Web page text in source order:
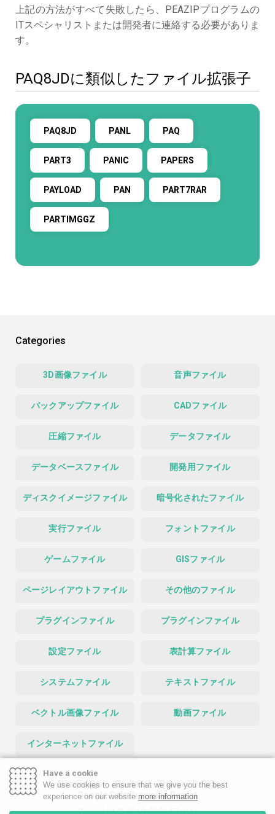
上記の方法がすべて失敗したら、PEAZIPプログラムの
ITスペシャリストまたは開発者に連絡する必要がありま
す。
PAQ8JDに類似したファイル拡張子
PAQ8JD PANL PAQ
PART3 PANIC PAPERS
PAYLOAD PAN PART7RAR
PARTIMGGZ
Categories
3D画像ファイル 音声ファイル
バックアップファイル CADファイル
圧縮ファイル データファイル
データベースファイル 開発用ファイル
ディスクイメージファイル 暗号化されたファイル
実行ファイル フォントファイル
ゲームファイル GISファイル
ページレイアウトファイル その他のファイル
プラグインファイル プラグインファイル
設定ファイル 表計算ファイル
システムファイル テキストファイル
ベクトル画像ファイル 動画ファイル
インターネットファイル
Homepage Contact
Privacy Policy
Google Safe Browsing Report
Have a cookie
We use cookies to ensure that we give you the best
experience on our website more information